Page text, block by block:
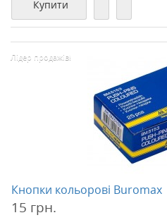
Купити
Лідер продажів!
Кнопки кольорові Buromax
15 грн.